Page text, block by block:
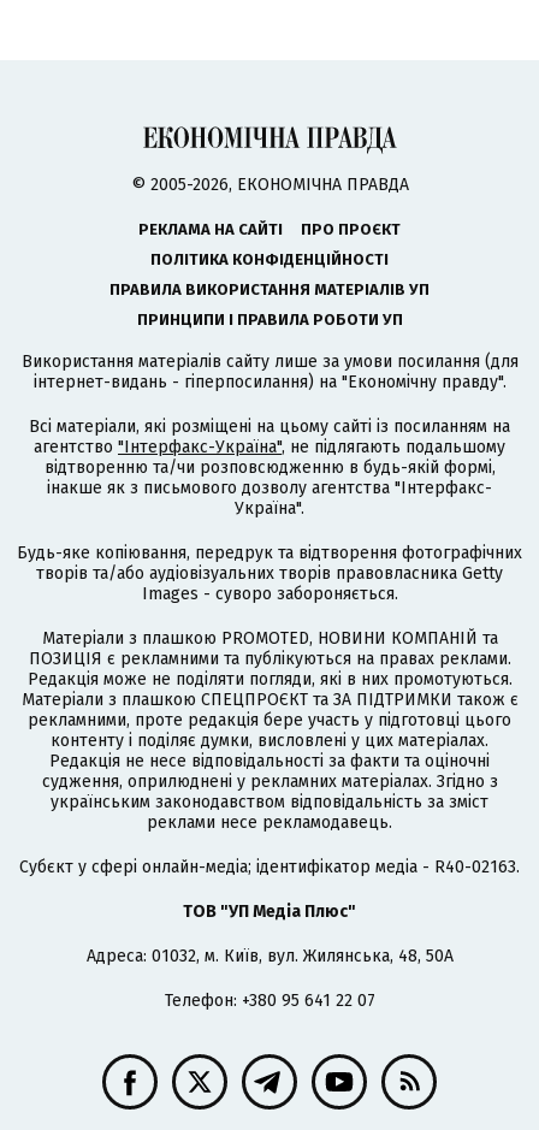
© 2005-2026, ЕКОНОМІЧНА ПРАВДА
РЕКЛАМА НА САЙТІ
ПРО ПРОЄКТ
ПОЛІТИКА КОНФІДЕНЦІЙНОСТІ
ПРАВИЛА ВИКОРИСТАННЯ МАТЕРІАЛІВ УП
ПРИНЦИПИ І ПРАВИЛА РОБОТИ УП
Використання матеріалів сайту лише за умови посилання (для
інтернет-видань - гіперпосилання) на "Економічну правду".
Всі матеріали, які розміщені на цьому сайті із посиланням на
агентство "Інтерфакс-Україна", не підлягають подальшому
відтворенню та/чи розповсюдженню в будь-якій формі,
інакше як з письмового дозволу агентства "Інтерфакс-
Україна".
Будь-яке копіювання, передрук та відтворення фотографічних
творів та/або аудіовізуальних творів правовласника Getty
Images - суворо забороняється.
Матеріали з плашкою PROMOTED, НОВИНИ КОМПАНІЙ та
ПОЗИЦІЯ є рекламними та публікуються на правах реклами.
Редакція може не поділяти погляди, які в них промотуються.
Матеріали з плашкою СПЕЦПРОЄКТ та ЗА ПІДТРИМКИ також є
рекламними, проте редакція бере участь у підготовці цього
контенту і поділяє думки, висловлені у цих матеріалах.
Редакція не несе відповідальності за факти та оціночні
судження, оприлюднені у рекламних матеріалах. Згідно з
українським законодавством відповідальність за зміст
реклами несе рекламодавець.
Cубєкт у сфері онлайн-медіа; ідентифікатор медіа - R40-02163.
ТОВ "УП Медіа Плюс"
Адреса: 01032, м. Київ, вул. Жилянська, 48, 50А
Телефон: +380 95 641 22 07